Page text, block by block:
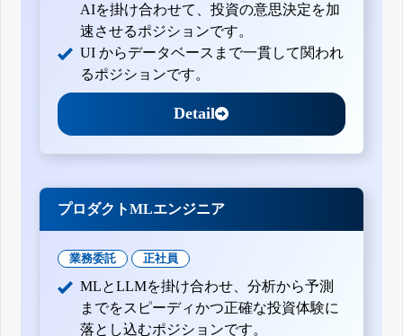
AIを掛け合わせて、投資の意思決定を加
速させるポジションです。
UI からデータベースまで一貫して関われ
るポジションです。
Detail
プロダクトMLエンジニア
業務委託 正社員
MLとLLMを掛け合わせ、分析から予測
までをスピーディかつ正確な投資体験に
落とし込むポジションです。